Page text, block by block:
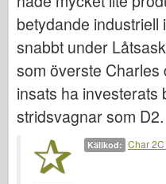
Legend
Meng Modell
Tamiya
Tristar
Trumpetare
Zvezda
Album-Foton
betydande
snabbt under
som överste Charles
insats ha investerats
stridsvagnar som D2.
Källkod: Char